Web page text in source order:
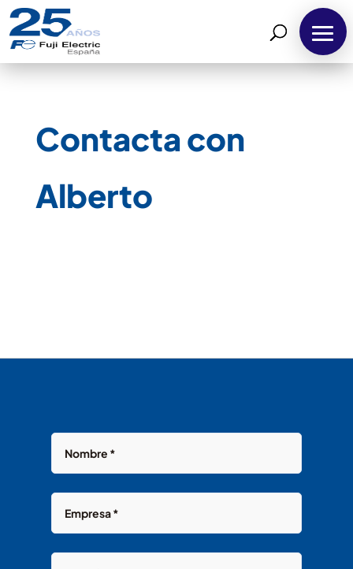
España
Productos
Contacta con
Alberto